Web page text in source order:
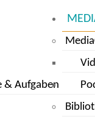
& Aufgaben